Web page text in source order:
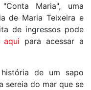
Maria", uma
de Maria Teixeira e
de ingressos pode
aqui para acessar a
de um sapo
sereia do mar que se